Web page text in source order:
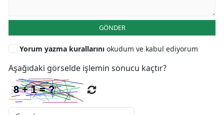
GÖNDER
Yorum yazma kurallarını okudum ve kabul ediyorum
Aşağıdaki görselde işlemin sonucu kaçtır?